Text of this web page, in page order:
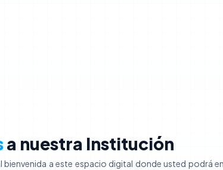
a nuestra Institución
bienvenida a este espacio digital donde usted podrá